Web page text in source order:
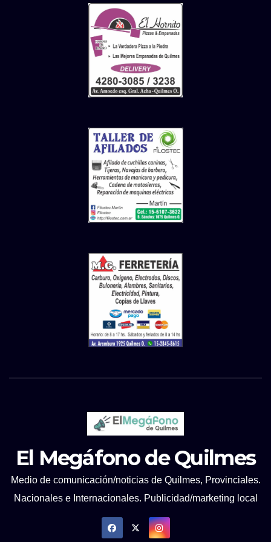
El Megáfono de Quilmes
Medio de comunicación/noticias de Quilmes, Provinciales.
Nacionales e Internacionales. Publicidad/marketing local